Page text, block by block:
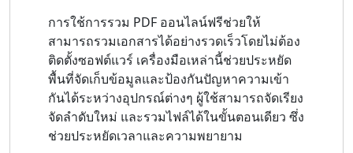
การใช้การรวม PDF ออนไลน์ฟรีช่วยให้
สามารถรวมเอกสารได้อย่างรวดเร็วโดยไม่ต้อง
ติดตั้งซอฟต์แวร์ เครื่องมือเหล่านี้ช่วยประหยัด
พื้นที่จัดเก็บข้อมูลและป้องกันปัญหาความเข้า
กันได้ระหว่างอุปกรณ์ต่างๆ ผู้ใช้สามารถจัดเรียง
จัดลำดับใหม่ และรวมไฟล์ได้ในขั้นตอนเดียว ซึ่ง
ช่วยประหยัดเวลาและความพยายาม